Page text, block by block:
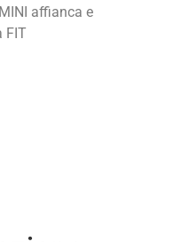
affianca e
FIT